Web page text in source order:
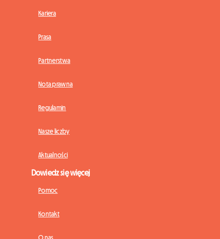
Kariera
Prasa
Partnerstwa
Nota prawna
Regulamin
Nasze liczby
Aktualności
Dowiedz się więcej
Pomoc
Kontakt
O nas